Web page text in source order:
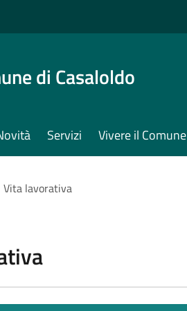
di Casaloldo
Servizi Vivere il Comune
Vita lavorativa